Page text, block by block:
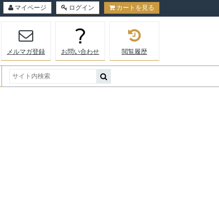
マイページ ログイン カートを見る
メルマガ登録 お問い合わせ 閲覧履歴